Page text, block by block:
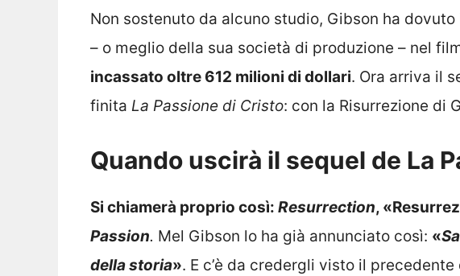
Non sostenuto da alcuno studio, Gibson ha
– o meglio della sua società di produzione – nel
incassato oltre 612 milioni di dollari. Ora arriva il
finita La Passione di Cristo: con la Risurrezione di
Quando uscirà il sequel de La
Si chiamerà proprio così: Resurrection,
Passion. Mel Gibson lo ha già annunciato così: «
della storia». E c’è da credergli visto il